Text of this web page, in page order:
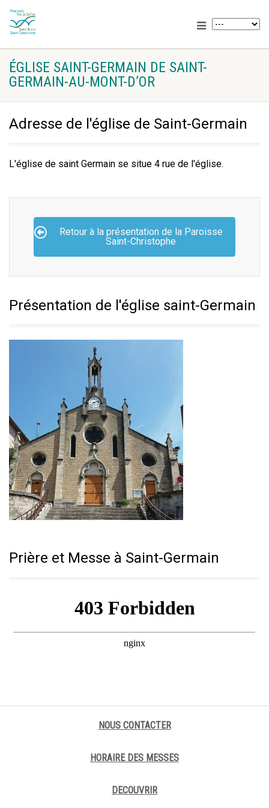
ÉGLISE SAINT-GERMAIN DE SAINT-
GERMAIN-AU-MONT-D’OR
Adresse de l'église de Saint-Germain
L'église de saint Germain se situe 4 rue de l'église.
Retour à la présentation de la Paroisse
Saint-Christophe
Présentation de l'église saint-Germain
Prière et Messe à Saint-Germain
NOUS CONTACTER
HORAIRE DES MESSES
DECOUVRIR